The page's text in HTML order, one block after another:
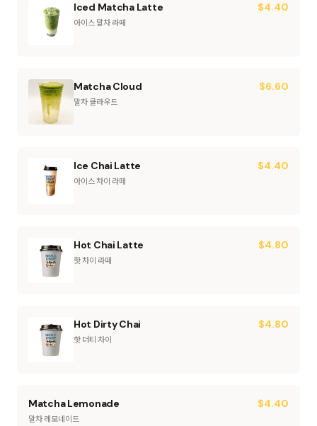
Iced Matcha Latte
아이스 말차 라떼
$4.40
Matcha Cloud
말차 클라우드
$6.60
Ice Chai Latte
아이스 차이 라떼
$4.40
Hot Chai Latte
핫 차이 라떼
$4.80
Hot Dirty Chai
핫 더티 차이
$4.80
Matcha Lemonade
말차 레모네이드
$4.40